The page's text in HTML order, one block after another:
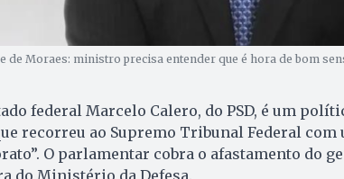
de Moraes: ministro precisa entender que é hora de bom
federal Marcelo Calero, do PSD, é um
recorreu ao Supremo Tribunal Federal com
O parlamentar cobra o afastamento do
do Ministério da Defesa.